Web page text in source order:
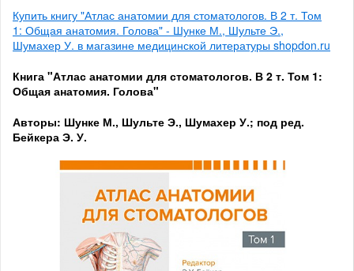
Купить книгу "Атлас анатомии для стоматологов. В 2 т. Том
1: Общая анатомия. Голова" - Шунке М., Шульте Э.,
Шумахер У. в магазине медицинской литературы shopdon.ru
Книга "Атлас анатомии для стоматологов. В 2 т. Том 1:
Общая анатомия. Голова"
Авторы: Шунке М., Шульте Э., Шумахер У.; под ред.
Бейкера Э. У.